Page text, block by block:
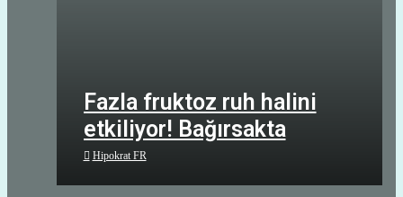
Fazla fruktoz ruh halini
etkiliyor! Bağırsakta
emilemeyen şeker kaygıyı
artırıyor
Hipokrat FR